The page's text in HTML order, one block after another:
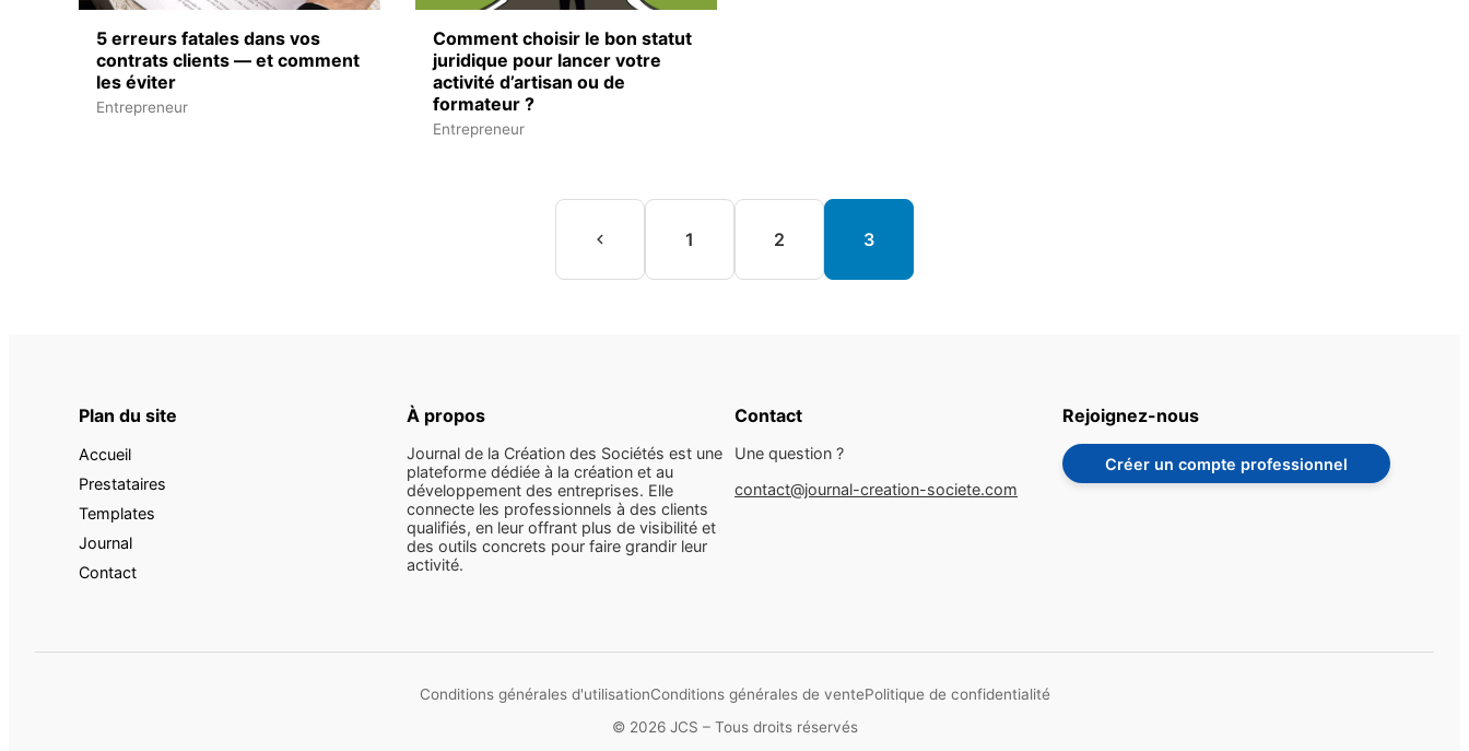
5 erreurs fatales dans vos
contrats clients — et comment
les éviter
Entrepreneur
Comment choisir le bon statut
juridique pour lancer votre
activité d’artisan ou de
formateur ?
Entrepreneur
1 2 3
Plan du site
Accueil
Prestataires
Templates
Journal
Contact
À propos
Journal de la Création des Sociétés est une
plateforme dédiée à la création et au
développement des entreprises. Elle
connecte les professionnels à des clients
qualifiés, en leur offrant plus de visibilité et
des outils concrets pour faire grandir leur
activité.
Contact
Une question ?
contact@journal-creation-societe.com
Rejoignez-nous
Créer un compte professionnel
Conditions générales d'utilisationConditions générales de ventePolitique de confidentialité
© 2026 JCS – Tous droits réservés